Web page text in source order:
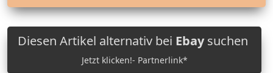
Diesen Artikel alternativ bei Ebaysuchen
Jetzt klicken!- Partnerlink*